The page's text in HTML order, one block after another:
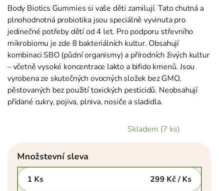
Body Biotics Gummies si vaše děti zamilují. Tato chutná a
plnohodnotná probiotika jsou speciálně vyvinuta pro
jedinečné potřeby dětí od 4 let. Pro podporu střevního
mikrobiomu je zde 8 bakteriálních kultur. Obsahují
kombinaci SBO (půdní organismy) a přírodních živých kultur
– včetně vysoké koncentrace lakto a bifido kmenů. Jsou
vyrobena ze skutečných ovocných složek bez GMO,
pěstovaných bez použití toxických pesticidů. Neobsahují
přidané cukry, pojiva, plniva, nosiče a sladidla.
Skladem (7 ks)
Množstevní sleva
1 Ks 299 Kč/ Ks